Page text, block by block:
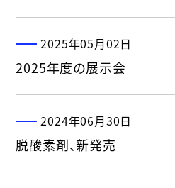
2025年05月02日
2025年度の展示会
2024年06月30日
脱酸素剤、新発売